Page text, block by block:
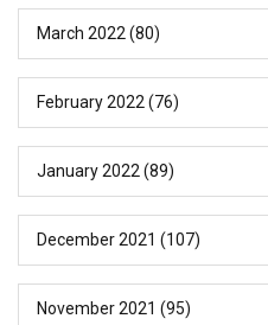
March 2022 (80)
February 2022 (76)
January 2022 (89)
December 2021 (107)
November 2021 (95)